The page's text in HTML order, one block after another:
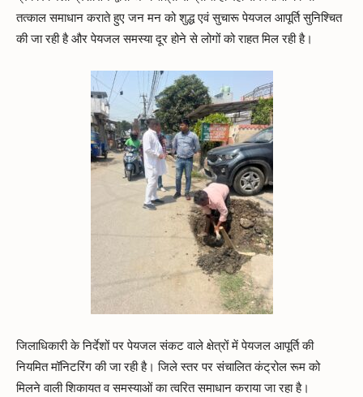
तत्काल समाधान कराते हुए जन मन को शुद्ध एवं सुचारू पेयजल आपूर्ति सुनिश्चित
की जा रही है और पेयजल समस्या दूर होने से लोगों को राहत मिल रही है।
जिलाधिकारी के निर्देशों पर पेयजल संकट वाले क्षेत्रों में पेयजल आपूर्ति की
नियमित मॉनिटरिंग की जा रही है। जिले स्तर पर संचालित कंट्रोल रूम को
मिलने वाली शिकायत व समस्याओं का त्वरित समाधान कराया जा रहा है।